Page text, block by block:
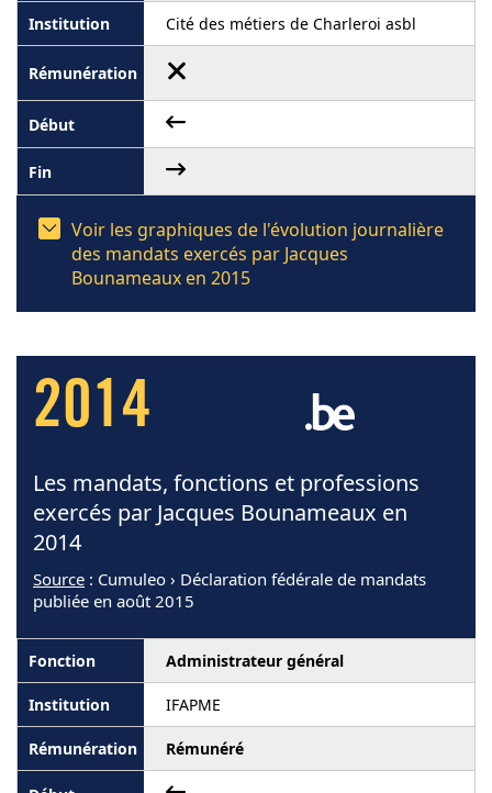
Cité des métiers de Charleroi asbl
Voir les graphiques de l'évolution journalière
des mandats exercés par Jacques
Bounameaux en 2015
2014
Les mandats, fonctions et professions
exercés par Jacques Bounameaux en
2014
Source : Cumuleo › Déclaration fédérale de mandats
publiée en août 2015
Administrateur général
IFAPME
Rémunéré